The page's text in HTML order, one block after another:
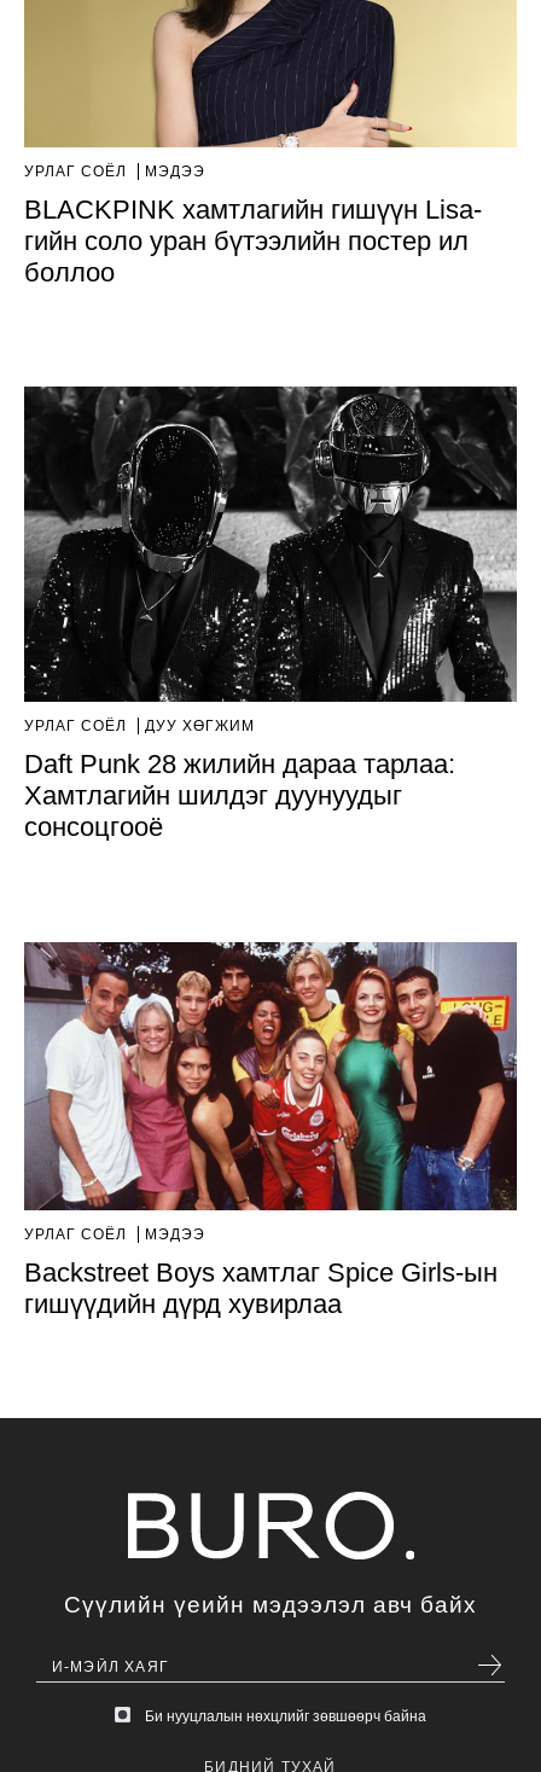
УРЛАГ СОЁЛ МЭДЭЭ
BLACKPINK хамтлагийн гишүүн Lisa-
гийн соло уран бүтээлийн постер ил
боллоо
УРЛАГ СОЁЛ ДУУ ХӨГЖИМ
Daft Punk 28 жилийн дараа тарлаа:
Хамтлагийн шилдэг дуунуудыг
сонсоцгооё
УРЛАГ СОЁЛ МЭДЭЭ
Backstreet Boys хамтлаг Spice Girls-ын
гишүүдийн дүрд хувирлаа
Сүүлийн үеийн мэдээлэл авч байх
Би нууцлалын нөхцлийг зөвшөөрч байна
БИДНИЙ ТУХАЙ